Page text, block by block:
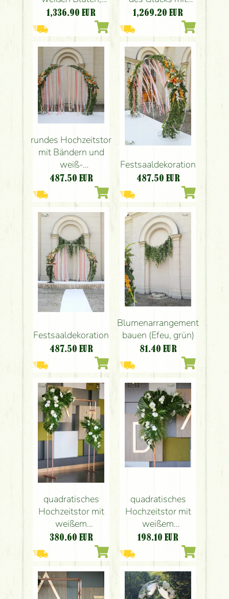
Orchidee,
Schleierkraut,
Rose (Budapest)
1,336.90 EUR
lila Blüten
Schmucklilien,
Rittersporn,
Allium, Anthurie,
Nelke)
1,269.20 EUR
rundes Hochzeitstor
mit Bändern und
weiß-
orangefarbenem
Blumenarrangement
(Rose, Dahlie,
Gladiole)
487.50 EUR
Festsaaldekoration
487.50 EUR
Festsaaldekoration
487.50 EUR
Blumenarrangement
bauen (Efeu, grün)
81.40 EUR
quadratisches
Hochzeitstor mit
weißem
Blumenarrangement
(Phalaenopsis,
Lisianthus, weiß)
380.60 EUR
quadratisches
Hochzeitstor mit
weißem
Blumenarrangement
(Phalaenopsis,
Lisianthus, weiß)
198.10 EUR